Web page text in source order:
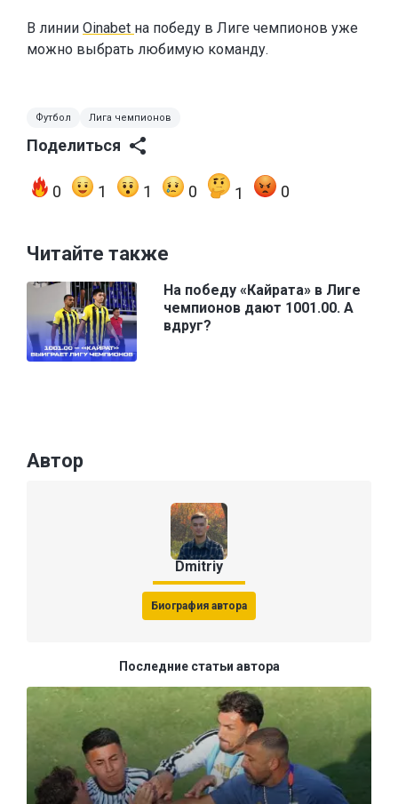
В линии Oinabet на победу в Лиге чемпионов уже
можно выбрать любимую команду.
Футбол Лига чемпионов
Поделиться
0 1 1 0 1 0
Читайте также
На победу «Кайрата» в Лиге
чемпионов дают 1001.00. А
вдруг?
Автор
Dmitriy
Биография автора
Последние статьи автора